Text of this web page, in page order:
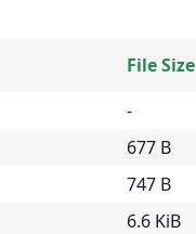
File Size
-
677 B
747 B
6.6 KiB